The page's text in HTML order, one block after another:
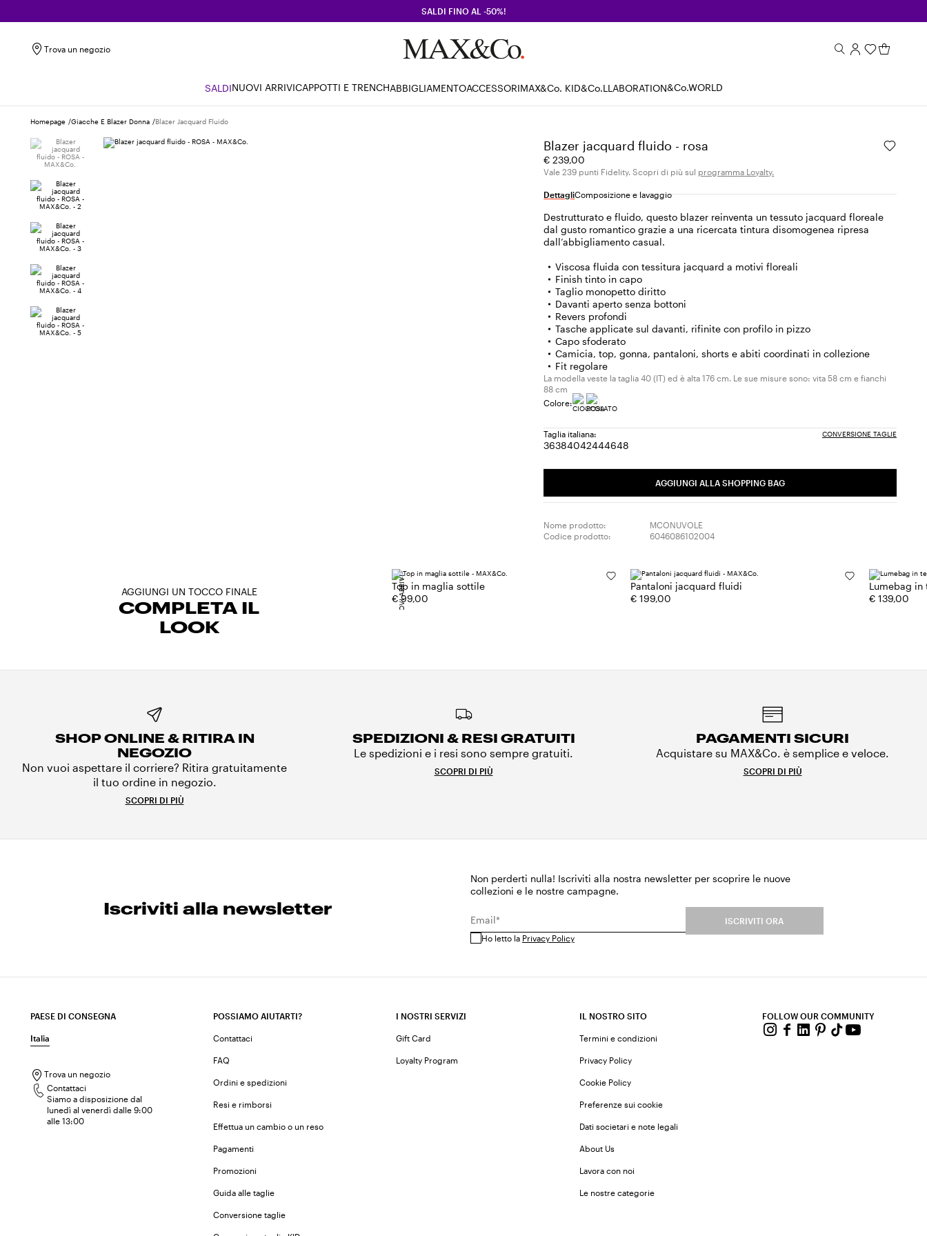
SALDI FINO AL -50%!
Trova un negozio
SALDINUOVI ARRIVICAPPOTTI E TRENCHABBIGLIAMENTOACCESSORIMAX&Co. KID&Co.LLABORATION&Co.WORLD
Homepage Giacche E Blazer Donna Blazer Jacquard Fluido
Blazer jacquard fluido - rosa
€ 239,00
Vale 239 punti Fidelity. Scopri di più sul programma Loyalty.
DettagliComposizione e lavaggio
Destrutturato e fluido, questo blazer reinventa un tessuto jacquard floreale
dal gusto romantico grazie a una ricercata tintura disomogenea ripresa
dall’abbigliamento casual.
Viscosa fluida con tessitura jacquard a motivi floreali
Finish tinto in capo
Taglio monopetto diritto
Davanti aperto senza bottoni
Revers profondi
Tasche applicate sul davanti, rifinite con profilo in pizzo
Capo sfoderato
Camicia, top, gonna, pantaloni, shorts e abiti coordinati in collezione
Fit regolare
La modella veste la taglia 40 (IT) ed è alta 176 cm. Le sue misure sono: vita 58 cm e fianchi
88 cm
Colore:
Taglia italiana: CONVERSIONE TAGLIE
36Taglia:
38Taglia:
40Taglia:
42Taglia:
44Taglia:
46Taglia:
48Taglia:
AGGIUNGI ALLA SHOPPING BAG
Nome prodotto:
MCONUVOLE
Codice prodotto:
6046086102004
AGGIUNGI UN TOCCO FINALE
COMPLETA IL
LOOK
Top in maglia sottile
€ 99,00
NUOVI ARRIVI
Pantaloni jacquard fluidi
€ 199,00
Lumebag in
€ 139,00
SHOP ONLINE & RITIRA IN
NEGOZIO
Non vuoi aspettare il corriere? Ritira gratuitamente
il tuo ordine in negozio.
SCOPRI DI PIÙ
SPEDIZIONI & RESI GRATUITI
Le spedizioni e i resi sono sempre gratuiti.
SCOPRI DI PIÙ
PAGAMENTI SICURI
Acquistare su MAX&Co. è semplice e veloce.
SCOPRI DI PIÙ
Iscriviti alla newsletter
Non perderti nulla! Iscriviti alla nostra newsletter per scoprire le nuove
collezioni e le nostre campagne.
Email*
Ho letto la Privacy Policy
ISCRIVITI ORA
PAESE DI CONSEGNA
Italia
Trova un negozio
Contattaci
Siamo a disposizione dal
lunedì al venerdì dalle 9:00
alle 13:00
POSSIAMO AIUTARTI?
Contattaci
FAQ
Ordini e spedizioni
Resi e rimborsi
Effettua un cambio o un reso
Pagamenti
Promozioni
Guida alle taglie
Conversione taglie
I NOSTRI SERVIZI
Gift Card
Loyalty Program
IL NOSTRO SITO
Termini e condizioni
Privacy Policy
Cookie Policy
Preferenze sui cookie
Dati societari e note legali
About Us
Lavora con noi
Le nostre categorie
FOLLOW OUR COMMUNITY